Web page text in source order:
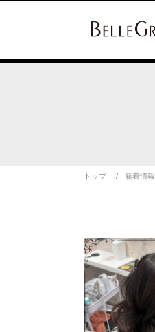
トップ 新着情報